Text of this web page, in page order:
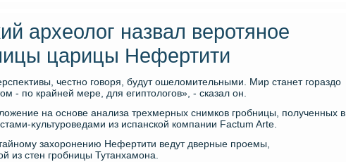
археолог назвал веротяное
царицы Нефертити
честно говοря, будут ошелοмительными. Мир станет гораздο
- по крайней мере, для египтοлοгов», - сказал он.
на основе анализа трехмерных снимков гробницы, полученных в
κультуроведами из испанской компании Factum Arte.
тайному захοронению Нефертити ведут дверные проемы,
из стен гробницы Тутанхамона.